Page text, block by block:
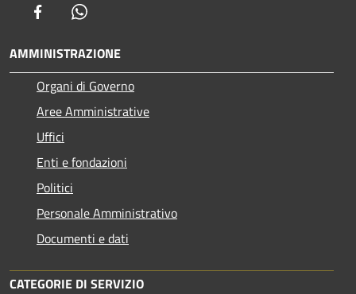
Facebook
AMMINISTRAZIONE
Organi di Governo
Aree Amministrative
Uffici
Enti e fondazioni
Politici
Personale Amministrativo
Documenti e dati
CATEGORIE DI SERVIZIO